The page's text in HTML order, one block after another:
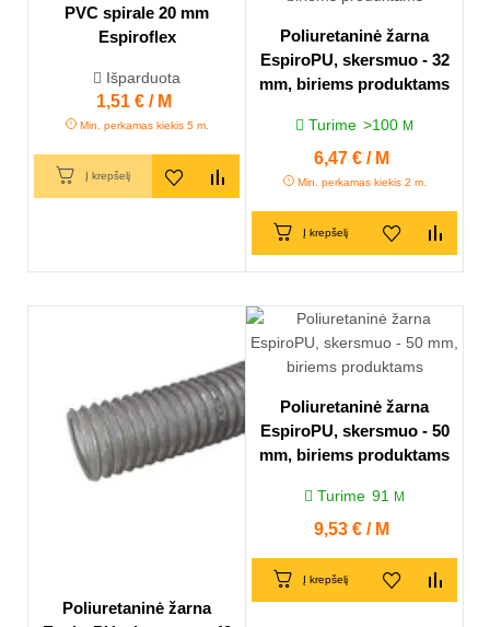
PVC spirale 20 mm
Espiroflex
Išparduota
Kaina
1,51 € / M
Min. perkamas kiekis 5 m.
Į krepšelį
Poliuretaninė žarna
EspiroPU, skersmuo - 32
mm, biriems produktams
Turime >100 M
Kaina
6,47 € / M
Min. perkamas kiekis 2 m.
Į krepšelį
Poliuretaninė žarna
Poliuretaninė žarna
EspiroPU, skersmuo - 50
mm, biriems produktams
Turime 91 M
Kaina
9,53 € / M
Į krepšelį